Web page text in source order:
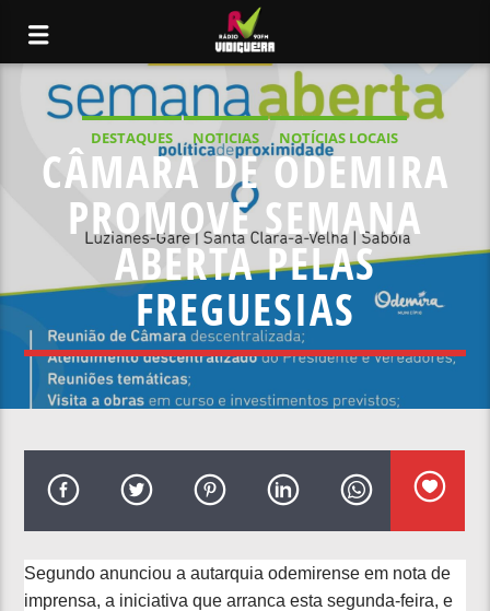
DESTAQUES NOTICIAS
NOTÍCIAS LOCAIS
NOTÍCIAS NACIONAIS
CÂMARA DE ODEMIRA
PROMOVE SEMANA
ABERTA PELAS
FREGUESIAS
Segundo anunciou a autarquia odemirense em nota de
imprensa, a iniciativa que arranca esta segunda-feira, e